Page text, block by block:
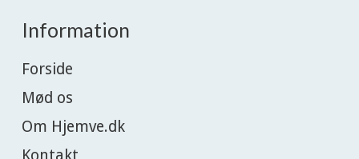
Information
Forside
Mød os
Om Hjemve.dk
Kontakt